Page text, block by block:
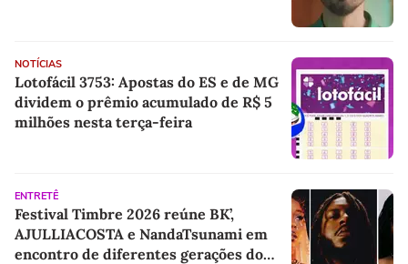
NOTÍCIAS
Lotofácil 3753: Apostas do ES e de MG
dividem o prêmio acumulado de R$ 5
milhões nesta terça-feira
ENTRETÊ
Festival Timbre 2026 reúne BK’,
AJULLIACOSTA e NandaTsunami em
encontro de diferentes gerações do